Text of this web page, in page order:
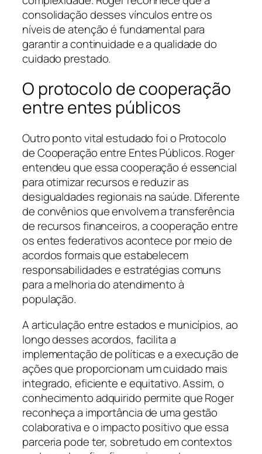
consolidação desses vínculos entre os
níveis de atenção é fundamental para
garantir a continuidade e a qualidade do
cuidado prestado.
O protocolo de cooperação
entre entes públicos
Outro ponto vital estudado foi o Protocolo
de Cooperação entre Entes Públicos. Roger
entendeu que essa cooperação é essencial
para otimizar recursos e reduzir as
desigualdades regionais na saúde. Diferente
de convênios que envolvem a transferência
de recursos financeiros, a cooperação entre
os entes federativos acontece por meio de
acordos formais que estabelecem
responsabilidades e estratégias comuns
para a melhoria do atendimento à
população.
A articulação entre estados e municípios, ao
longo desses acordos, facilita a
implementação de políticas e a execução de
ações que proporcionam um cuidado mais
integrado, eficiente e equitativo. Assim, o
conhecimento adquirido permite que Roger
reconheça a importância de uma gestão
colaborativa e o impacto positivo que essa
parceria pode ter, sobretudo em contextos